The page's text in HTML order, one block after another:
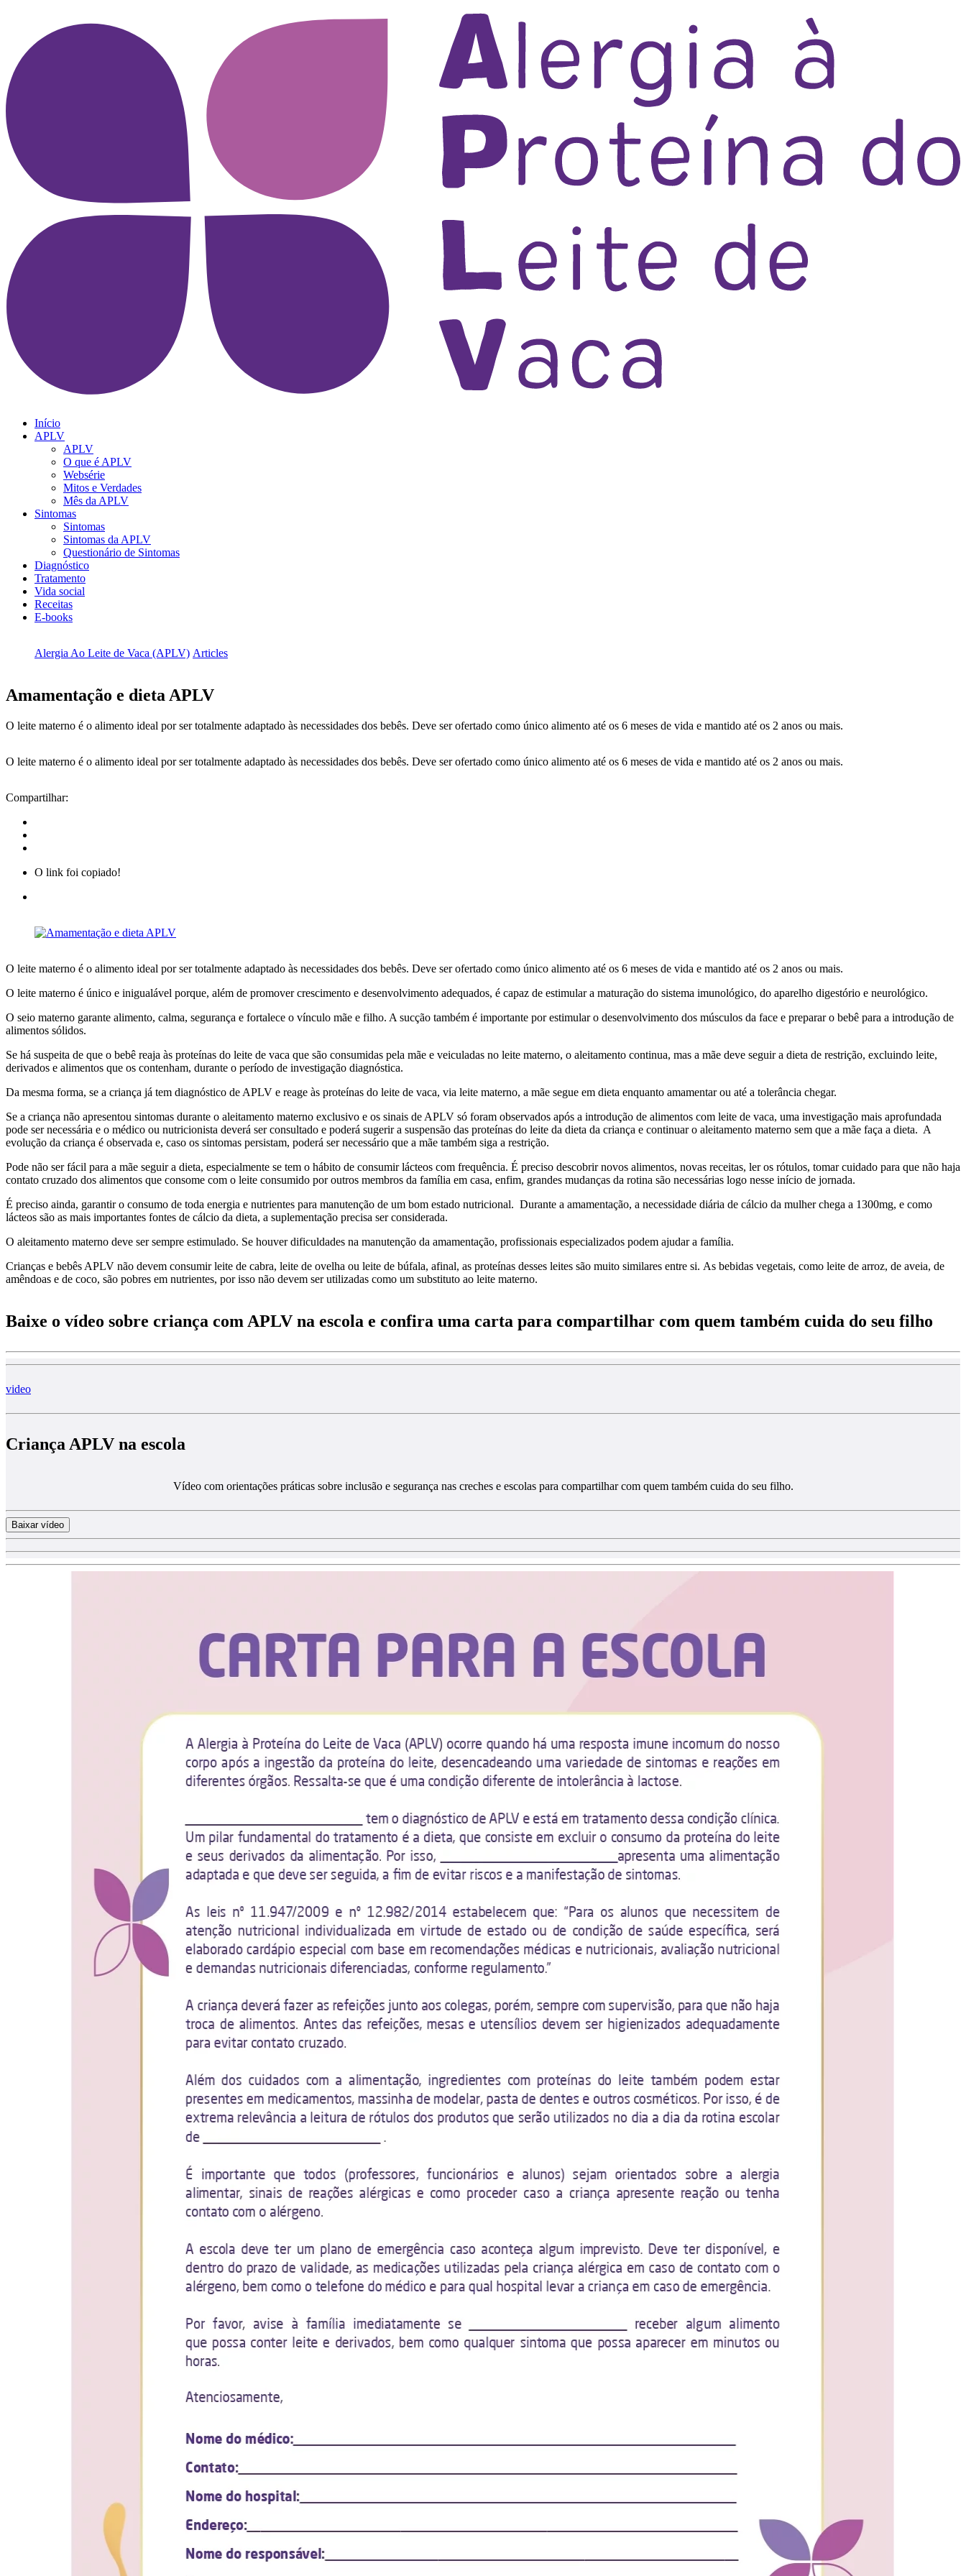
Início
APLV
APLV
O que é APLV
Websérie
Mitos e Verdades
Mês da APLV
Sintomas
Sintomas
Sintomas da APLV
Questionário de Sintomas
Diagnóstico
Tratamento
Vida social
Receitas
E-books
Alergia Ao Leite de Vaca (APLV) Articles
Amamentação e dieta APLV
O leite materno é o alimento ideal por ser totalmente adaptado às necessidades dos bebês. Deve ser ofertado como único alimento até os 6 meses de vida e mantido até os 2 anos ou mais.
O leite materno é o alimento ideal por ser totalmente adaptado às necessidades dos bebês. Deve ser ofertado como único alimento até os 6 meses de vida e mantido até os 2 anos ou mais.
Compartilhar:
O link foi copiado!
O leite materno é o alimento ideal por ser totalmente adaptado às necessidades dos bebês. Deve ser ofertado como único alimento até os 6 meses de vida e mantido até os 2 anos ou mais.
O leite materno é único e inigualável porque, além de promover crescimento e desenvolvimento adequados, é capaz de estimular a maturação do sistema imunológico, do aparelho digestório e neurológico.
O seio materno garante alimento, calma, segurança e fortalece o vínculo mãe e filho. A sucção também é importante por estimular o desenvolvimento dos músculos da face e preparar o bebê para a introdução de
alimentos sólidos.
Se há suspeita de que o bebê reaja às proteínas do leite de vaca que são consumidas pela mãe e veiculadas no leite materno, o aleitamento continua, mas a mãe deve seguir a dieta de restrição, excluindo leite,
derivados e alimentos que os contenham, durante o período de investigação diagnóstica.
Da mesma forma, se a criança já tem diagnóstico de APLV e reage às proteínas do leite de vaca, via leite materno, a mãe segue em dieta enquanto amamentar ou até a tolerância chegar.
Se a criança não apresentou sintomas durante o aleitamento materno exclusivo e os sinais de APLV só foram observados após a introdução de alimentos com leite de vaca, uma investigação mais aprofundada
pode ser necessária e o médico ou nutricionista deverá ser consultado e poderá sugerir a suspensão das proteínas do leite da dieta da criança e continuar o aleitamento materno sem que a mãe faça a dieta. A
evolução da criança é observada e, caso os sintomas persistam, poderá ser necessário que a mãe também siga a restrição.
Pode não ser fácil para a mãe seguir a dieta, especialmente se tem o hábito de consumir lácteos com frequência. É preciso descobrir novos alimentos, novas receitas, ler os rótulos, tomar cuidado para que não haja
contato cruzado dos alimentos que consome com o leite consumido por outros membros da família em casa, enfim, grandes mudanças da rotina são necessárias logo nesse início de jornada.
É preciso ainda, garantir o consumo de toda energia e nutrientes para manutenção de um bom estado nutricional. Durante a amamentação, a necessidade diária de cálcio da mulher chega a 1300mg, e como
lácteos são as mais importantes fontes de cálcio da dieta, a suplementação precisa ser considerada.
O aleitamento materno deve ser sempre estimulado. Se houver dificuldades na manutenção da amamentação, profissionais especializados podem ajudar a família.
Crianças e bebês APLV não devem consumir leite de cabra, leite de ovelha ou leite de búfala, afinal, as proteínas desses leites são muito similares entre si. As bebidas vegetais, como leite de arroz, de aveia, de
amêndoas e de coco, são pobres em nutrientes, por isso não devem ser utilizadas como um substituto ao leite materno.
Baixe o vídeo sobre criança com APLV na escola e confira uma carta para compartilhar com quem também cuida do seu filho
video
Criança APLV na escola
Vídeo com orientações práticas sobre inclusão e segurança nas creches e escolas para compartilhar com quem também cuida do seu filho.
Baixar vídeo